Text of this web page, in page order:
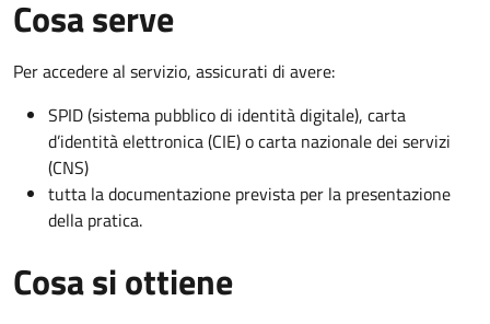
Cosa serve
Per accedere al servizio, assicurati di avere:
SPID (sistema pubblico di identità digitale), carta
d’identità elettronica (CIE) o carta nazionale dei servizi
(CNS)
tutta la documentazione prevista per la presentazione
della pratica.
Cosa si ottiene